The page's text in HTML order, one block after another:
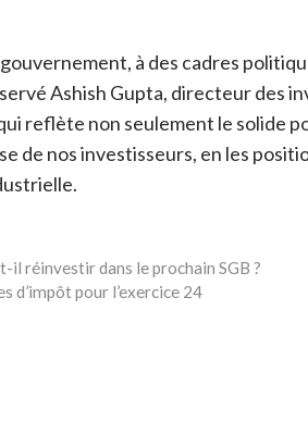
à des cadres
Ashish Gupta, directeur des
reflète non seulement le solide
nos investisseurs, en les
il réinvestir dans le prochain SGB ?
d’impôt pour l’exercice 24